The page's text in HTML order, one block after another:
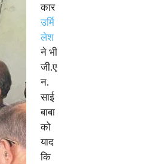
कार
उर्मि
लेश
ने भी
जी.ए
न.
साई
बाबा
को
याद
कि